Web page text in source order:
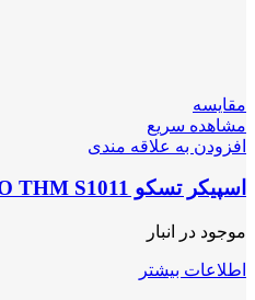
مقایسه
مشاهده سریع
افزودن به علاقه مندی
اسپیکر تسکو SPEAKER TSCO THM S1011
موجود در انبار
اطلاعات بیشتر